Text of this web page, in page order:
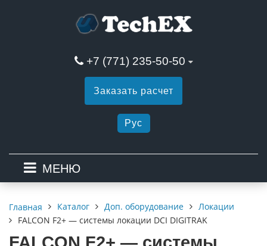
+7 (771) 235-50-50
Заказать расчет
Рус
МЕНЮ
Главная Каталог Доп. оборудование
Локации
FALCON F2+ — системы локации DCI DIGITRAK